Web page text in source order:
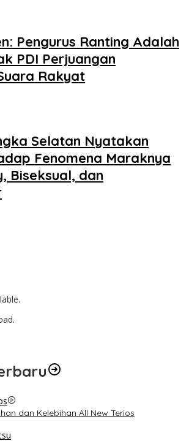
Pengurus Ranting Adalah
PDI Perjuangan
Rakyat
Selatan Nyatakan
Fenomena Maraknya
Biseksual, dan
dan Kelebihan All New Terios